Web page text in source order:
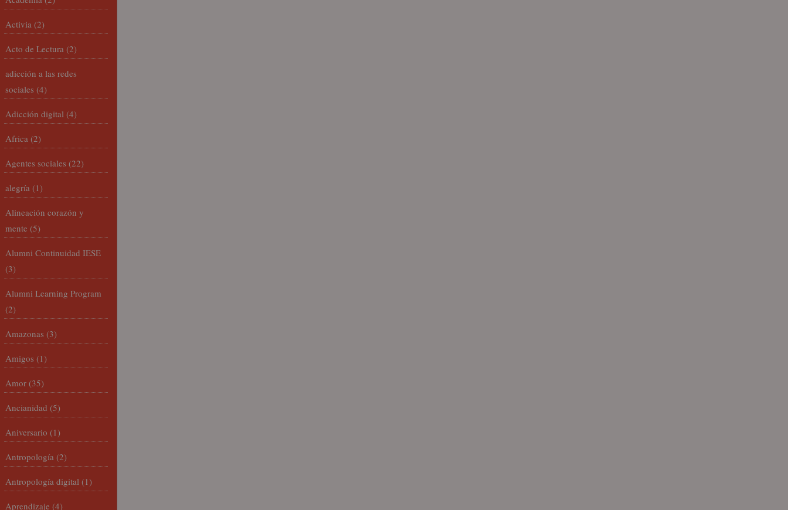
Activia (2)
Acto de Lectura (2)
adicción a las redes
sociales (4)
Adicción digital (4)
Africa (2)
Agentes sociales (22)
alegría (1)
Alineación corazón y
mente (5)
Alumni Continuidad IESE
(3)
Alumni Learning Program
(2)
Amazonas (3)
Amigos (1)
Amor (35)
Ancianidad (5)
Aniversario (1)
Antropología (2)
Antropología digital (1)
Aprendizaje (4)